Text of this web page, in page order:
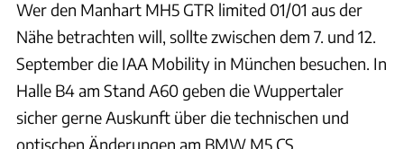
Wer den Manhart MH5 GTR limited 01/01 aus der
Nähe betrachten will, sollte zwischen dem 7. und 12.
September die IAA Mobility in München besuchen. In
Halle B4 am Stand A60 geben die Wuppertaler
sicher gerne Auskunft über die technischen und
optischen Änderungen am BMW M5 CS.